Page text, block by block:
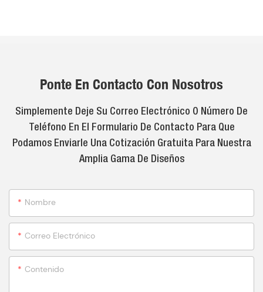
Ponte En Contacto Con Nosotros
Simplemente Deje Su Correo Electrónico O Número De
Teléfono En El Formulario De Contacto Para Que
Podamos Enviarle Una Cotización Gratuita Para Nuestra
Amplia Gama De Diseños
Nombre
Correo Electrónico
Contenido